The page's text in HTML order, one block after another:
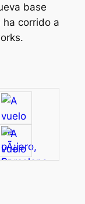
base
corrido a